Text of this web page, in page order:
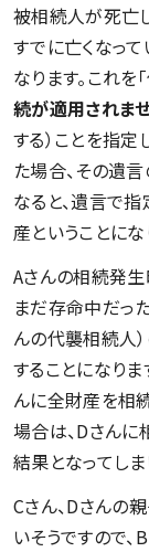
被相続人が死亡
すでに亡くなっ
なります。これを
続が適用されま
する）ことを指
た場合、その遺
なると、遺言で
産ということにな
Aさんの相続発生
まだ存命中だっ
んの代襲相続人
することになりま
んに全財産を相
場合は、Dさんに
結果となってしま
Cさん、Dさんの
いそうですので